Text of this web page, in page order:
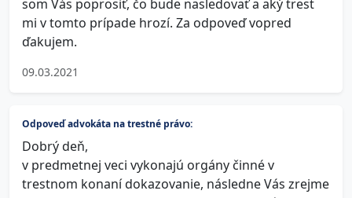
som Vás poprosiť, čo bude nasledovať a aký trest
mi v tomto prípade hrozí. Za odpoveď vopred
ďakujem.
09.03.2021
Odpoveď advokáta na trestné právo:
Dobrý deň,
v predmetnej veci vykonajú orgány činné v
trestnom konaní dokazovanie, následne Vás zrejme